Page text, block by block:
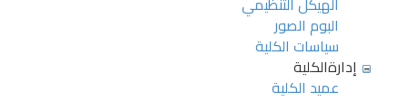
البوم الصور
سياسات الكلية
إدارةالكلية
عميد الكلية